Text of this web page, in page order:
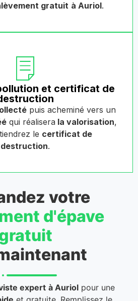
gratuit à Auriol.
et certificat de
puis acheminé vers un
qui réalisera la valorisation,
le certificat de
destruction.
votre
d'épave
expert à Auriol pour une